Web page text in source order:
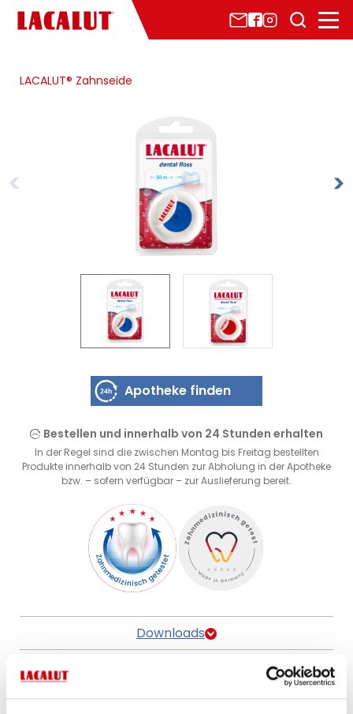
LACALUT®-Sortiment
Zahnpflege
Zahncremes
Mundspüllösungen
Zubehör
Probiotika & Speicheltests
LACALUT® Zahnseide
Apotheke finden
Bestellen und innerhalb von 24 Stunden erhalten
In der Regel sind die zwischen Montag bis Freitag bestellten
Produkte innerhalb von 24 Stunden zur Abholung in der Apotheke
bzw. – sofern verfügbar – zur Auslieferung bereit.
Downloads
50 m gewachste Zahnseide in PET
Blister mit Perforation